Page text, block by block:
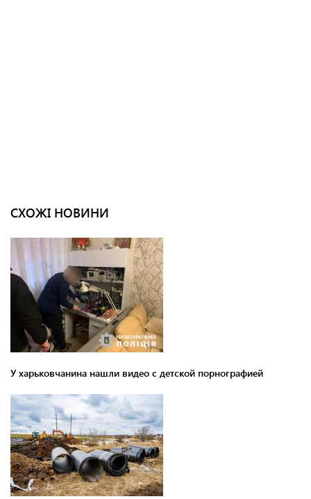
СХОЖІ НОВИНИ
У харьковчанина нашли видео с детской порнографией